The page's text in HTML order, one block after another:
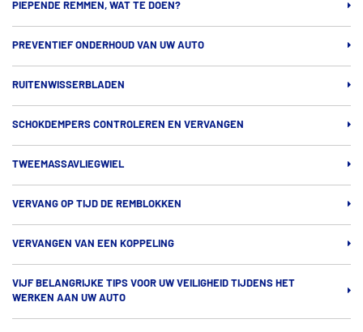
PIEPENDE REMMEN, WAT TE DOEN?
PREVENTIEF ONDERHOUD VAN UW AUTO
RUITENWISSERBLADEN
SCHOKDEMPERS CONTROLEREN EN VERVANGEN
TWEEMASSAVLIEGWIEL
VERVANG OP TIJD DE REMBLOKKEN
VERVANGEN VAN EEN KOPPELING
VIJF BELANGRIJKE TIPS VOOR UW VEILIGHEID TIJDENS HET
WERKEN AAN UW AUTO